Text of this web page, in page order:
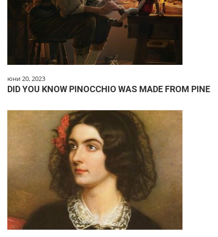
юни 20, 2023
DID YOU KNOW PINOCCHIO WAS MADE FROM PINE